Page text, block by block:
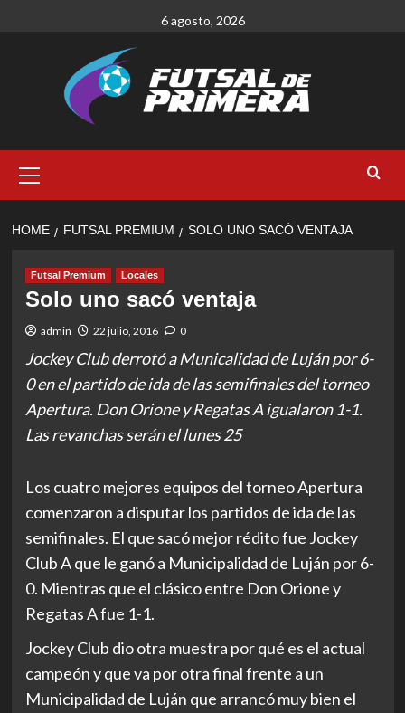
6 agosto, 2026
Menu
HOME FUTSAL PREMIUM SOLO UNO SACÓ VENTAJA
Futsal Premium Locales
Solo uno sacó ventaja
admin 22 julio, 2016 0
Jockey Club derrotó a Municalidad de Luján por 6-
0 en el partido de ida de las semifinales del torneo
Apertura. Don Orione y Regatas A igualaron 1-1.
Las revanchas serán el lunes 25
Los cuatro mejores equipos del torneo Apertura
comenzaron a disputar los partidos de ida de las
semifinales. El que sacó mejor rédito fue Jockey
Club A que le ganó a Municipalidad de Luján por 6-
0. Mientras que el clásico entre Don Orione y
Regatas A fue 1-1.
Jockey Club dio otra muestra por qué es el actual
campeón y que va por otra final frente a un
Municipalidad de Luján que arrancó muy bien el